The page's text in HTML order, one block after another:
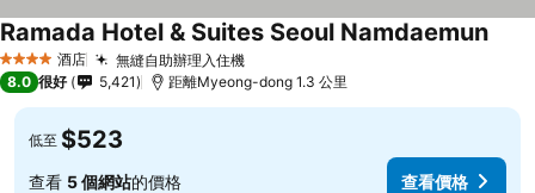
4 星級 酒店 無縫自助辦理入住機
Ramada Hotel & Suites Seoul Namdaemun
8.0 很好 5,421 距離Myeong-dong 1.3 公里
低至 $523
查看 5 個網站的價格 查看價格